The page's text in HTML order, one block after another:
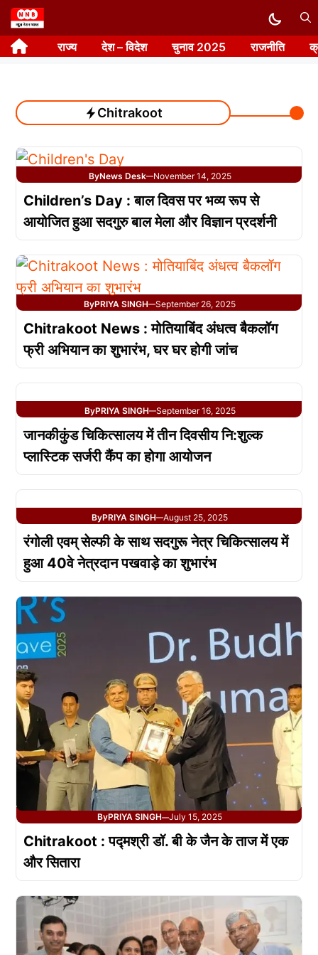
Skip
to
content राज्य देश – विदेश चुनाव 2025 राजनीति
Chitrakoot
ByNews Desk—November 14, 2025
Children’s Day : बाल दिवस पर भव्य रूप से
आयोजित हुआ सदगुरु बाल मेला और विज्ञान प्रदर्शनी
ByPRIYA SINGH—September 26, 2025
Chitrakoot News : मोतियाबिंद अंधत्व बैकलॉग
फ्री अभियान का शुभारंभ, घर घर होगी जांच
ByPRIYA SINGH—September 16, 2025
जानकीकुंड चिकित्सालय में तीन दिवसीय नि:शुल्क
प्लास्टिक सर्जरी कैंप का होगा आयोजन
ByPRIYA SINGH—August 25, 2025
रंगोली एवम् सेल्फी के साथ सदगुरू नेत्र चिकित्सालय में
हुआ 40वे नेत्रदान पखवाड़े का शुभारंभ
ByPRIYA SINGH—July 15, 2025
Chitrakoot : पद्मश्री डॉ. बी के जैन के ताज में एक
और सितारा